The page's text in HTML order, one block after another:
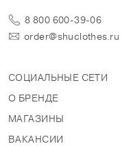
8 800 600-39-06
order@shuclothes.ru
СОЦИАЛЬНЫЕ СЕТИ
О БРЕНДЕ
МАГАЗИНЫ
ВАКАНСИИ